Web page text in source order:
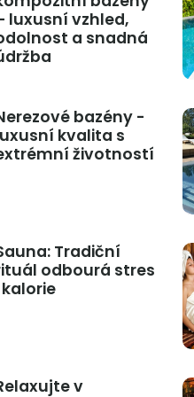
luxusní vzhled,
a snadná
bazény -
kvalita s
životností
Tradiční
odbourá stres
kalorie
v